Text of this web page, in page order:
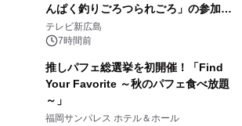
んぱく釣りごろつられごろ」の参加小
学生を募集
テレビ新広島
7時間前
推しパフェ総選挙を初開催！「Find
Your Favorite ～秋のパフェ食べ放題
～」
福岡サンパレス ホテル＆ホール